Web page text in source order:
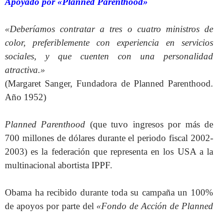
«Deberíamos contratar a tres o cuatro ministros de
color, preferiblemente con experiencia en servicios
sociales, y que cuenten con una personalidad
atractiva.»
(Margaret Sanger, Fundadora de Planned Parenthood.
Año 1952)
Planned Parenthood (que tuvo ingresos por más de
700 millones de dólares durante el periodo fiscal 2002-
2003) es la federación que representa en los USA a la
multinacional abortista IPPF.
Obama ha recibido durante toda su campaña un 100%
de apoyos por parte del «Fondo de Acción de Planned